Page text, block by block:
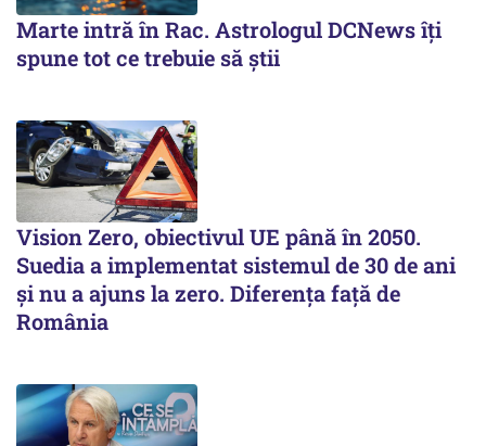
Marte intră în Rac. Astrologul DCNews îți
spune tot ce trebuie să știi
Vision Zero, obiectivul UE până în 2050.
Suedia a implementat sistemul de 30 de ani
şi nu a ajuns la zero. Diferenţa faţă de
România